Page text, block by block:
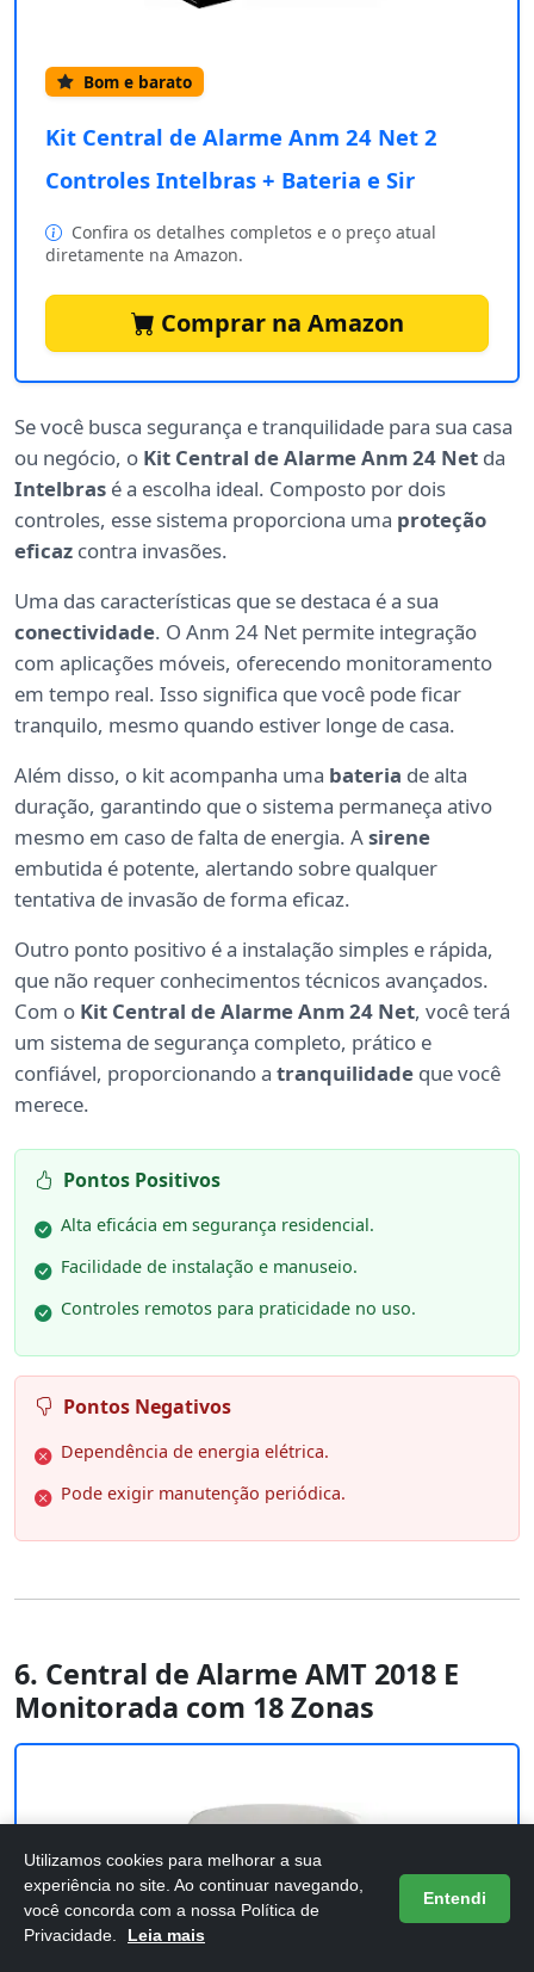
Bom e barato
Kit Central de Alarme Anm 24 Net 2
Controles Intelbras + Bateria e Sir
Confira os detalhes completos e o preço atual
diretamente na Amazon.
Comprar na Amazon
Se você busca segurança e tranquilidade para sua casa
ou negócio, o Kit Central de Alarme Anm 24 Net da
Intelbras é a escolha ideal. Composto por dois
controles, esse sistema proporciona uma proteção
eficaz contra invasões.
Uma das características que se destaca é a sua
conectividade. O Anm 24 Net permite integração
com aplicações móveis, oferecendo monitoramento
em tempo real. Isso significa que você pode ficar
tranquilo, mesmo quando estiver longe de casa.
Além disso, o kit acompanha uma bateria de alta
duração, garantindo que o sistema permaneça ativo
mesmo em caso de falta de energia. Asirene
embutida é potente, alertando sobre qualquer
tentativa de invasão de forma eficaz.
Outro ponto positivo é a instalação simples e rápida,
que não requer conhecimentos técnicos avançados.
Com o Kit Central de Alarme Anm 24 Net, você terá
um sistema de segurança completo, prático e
confiável, proporcionando a tranquilidade que você
merece.
Pontos Positivos
Alta eficácia em segurança residencial.
Facilidade de instalação e manuseio.
Controles remotos para praticidade no uso.
Pontos Negativos
Dependência de energia elétrica.
Pode exigir manutenção periódica.
6. Central de Alarme AMT 2018 E
Monitorada com 18 Zonas
Utilizamos cookies para melhorar a sua
experiência no site. Ao continuar navegando,
você concorda com a nossa Política de
Privacidade.
Leia mais
Entendi